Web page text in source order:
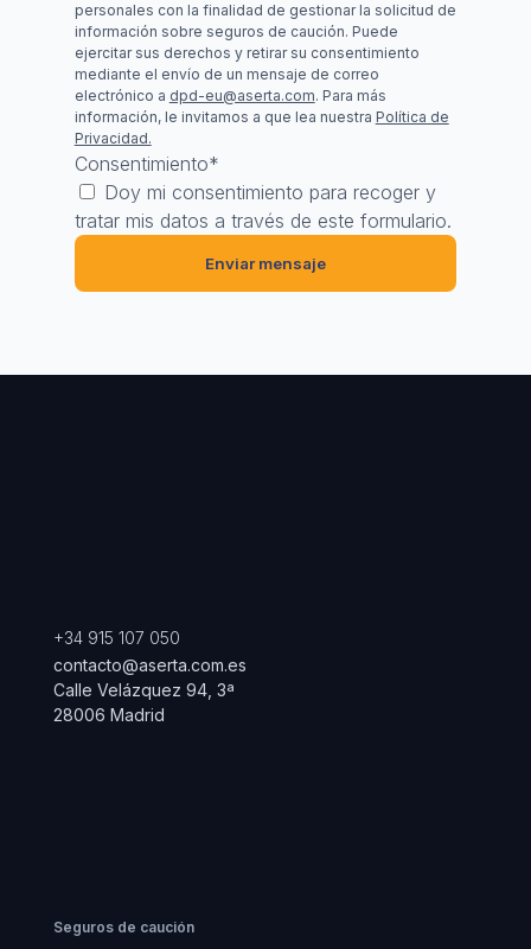
personales con la finalidad de gestionar la solicitud de
información sobre seguros de caución. Puede
ejercitar sus derechos y retirar su consentimiento
mediante el envío de un mensaje de correo
electrónico a dpd-eu@aserta.com. Para más
información, le invitamos a que lea nuestra Política de
Privacidad.
Consentimiento*
Doy mi consentimiento para recoger y
tratar mis datos a través de este formulario.
+34 915 107 050
contacto@aserta.com.es
Calle Velázquez 94, 3ª
28006 Madrid
Seguros de caución